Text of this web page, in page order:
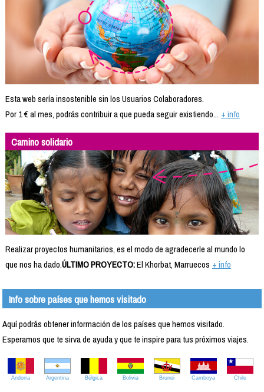
Esta web sería insostenible sin los Usuarios Colaboradores.
Por 1 € al mes, podrás contribuir a que pueda seguir existiendo... + info
Camino solidario
Realizar proyectos humanitarios, es el modo de agradecerle al mundo lo
que nos ha dado.ÚLTIMO PROYECTO:El Khorbat, Marruecos + info
Info sobre países que hemos visitado
Aquí podrás obtener información de los países que hemos visitado.
Esperamos que te sirva de ayuda y que te inspire para tus próximos viajes.
Andorra Argentina Bélgica Bolivia Brunei Camboya Chile